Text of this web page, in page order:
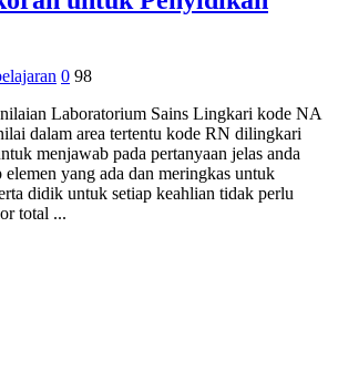
0 98
Laboratorium Sains Lingkari kode NA
dalam area tertentu kode RN dilingkari
menjawab pada pertanyaan jelas anda
elemen yang ada dan meringkas untuk
didik untuk setiap keahlian tidak perlu
total ...